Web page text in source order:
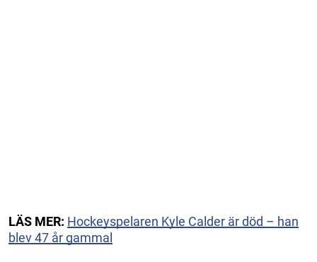
LÄS MER: Hockeyspelaren Kyle Calder är död – han
blev 47 år gammal